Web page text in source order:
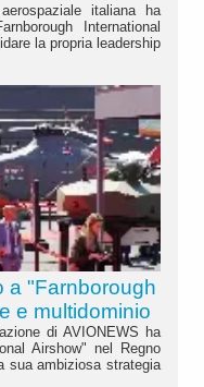
italiana ha
International
la propria leadership
a "Farnborough
e multidominio
di AVIONEWS ha
Airshow" nel Regno
sua ambiziosa strategia